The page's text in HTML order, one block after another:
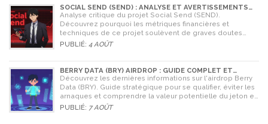
SOCIAL SEND (SEND) : ANALYSE ET AVERTISSEMENTS
CRITIQUES POUR 2026
Analyse critique du projet Social Send (SEND).
Découvrez pourquoi les métriques financières et
techniques de ce projet soulèvent de graves doutes
quant à sa légitimité en 2026.
PUBLIÉ: 4 AOÛT
BERRY DATA (BRY) AIRDROP : GUIDE COMPLET ET
STRATÉGIES POUR NE RIEN RATER
Découvrez les dernières informations sur l'airdrop Berry
Data (BRY). Guide stratégique pour se qualifier, éviter les
arnaques et comprendre la valeur potentielle du jeton en
2026.
PUBLIÉ: 7 AOÛT